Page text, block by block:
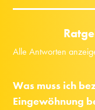
Alle Antworten
Was muss ich
Eingewöhnung